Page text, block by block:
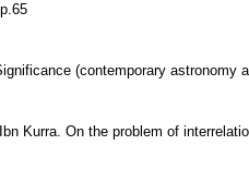
(contemporary astronomy
Kurra. On the problem of